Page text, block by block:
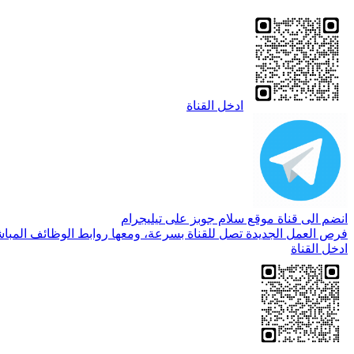
ادخل القناة
انضم الى قناة موقع سلام جوبز على تيليجرام
فرص العمل الجديدة تصل للقناة بسرعة، ومعها روابط الوظائف
ادخل القناة